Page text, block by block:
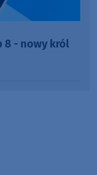
8 - nowy król